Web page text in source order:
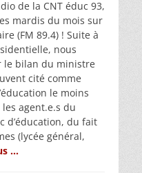
de la CNT éduc 93,
mardis du mois sur
(FM 89.4) ! Suite à
nous
le bilan du ministre
cité comme
le moins
agent.e.s du
d’éducation, du fait
(lycée général,
…